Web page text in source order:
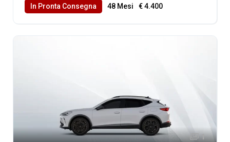
In Pronta Consegna 48 Mesi
€ 4.400
1